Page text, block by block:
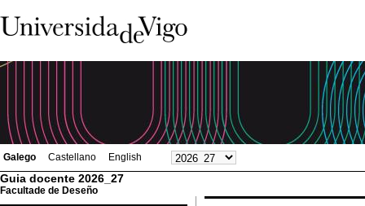
Galego Castellano English
Guia docente 2026_27
Facultade de Deseño